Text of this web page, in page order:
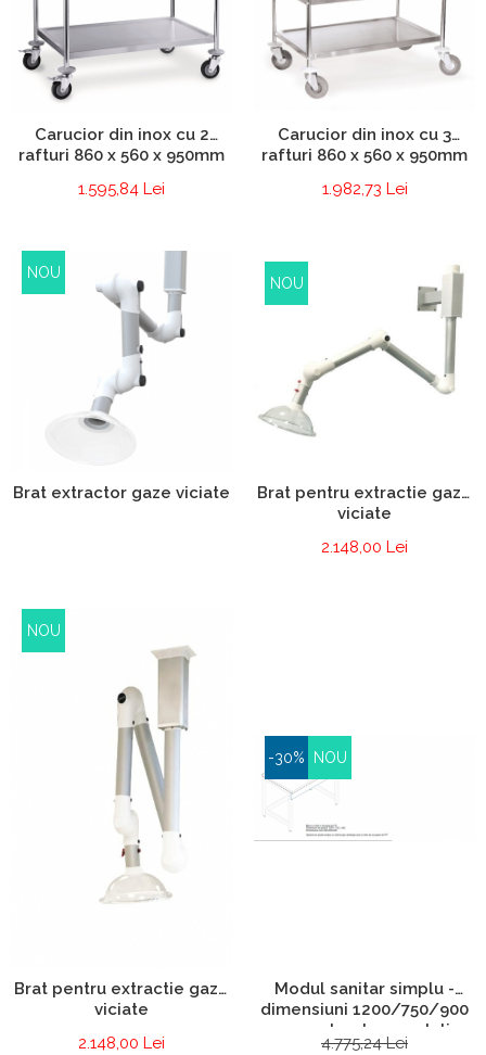
Carucior din inox cu 2
rafturi 860 x 560 x 950mm
1.595,84 Lei
Carucior din inox cu 3
rafturi 860 x 560 x 950mm
1.982,73 Lei
NOU
Brat extractor gaze viciate
NOU
Brat pentru extractie gaze
viciate
2.148,00 Lei
NOU
Brat pentru extractie gaze
viciate
2.148,00 Lei
-30% NOU
Modul sanitar simplu -
dimensiuni 1200/750/900
mm pe structura metalica
4.775,24 Lei